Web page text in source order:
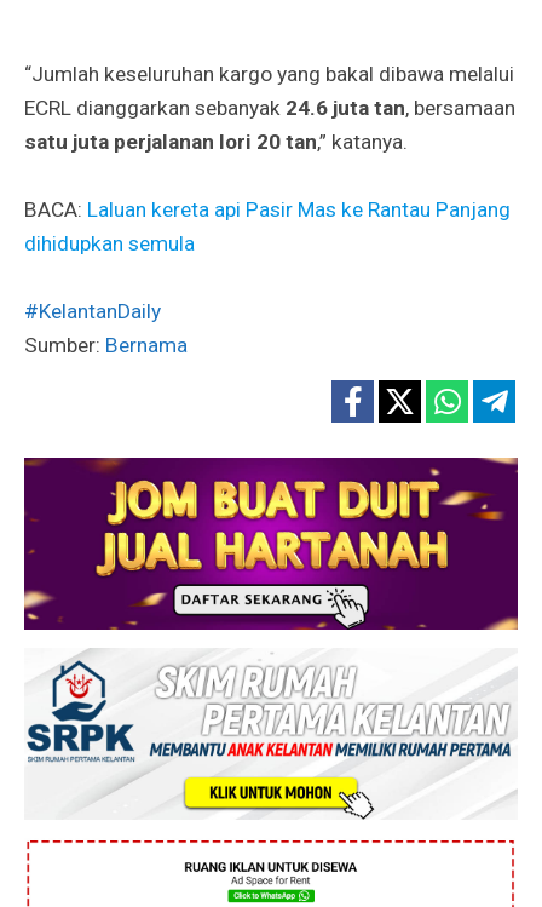
“Jumlah keseluruhan kargo yang bakal dibawa melalui
ECRL dianggarkan sebanyak 24.6 juta tan, bersamaan
satu juta perjalanan lori 20 tan,” katanya.
BACA: Laluan kereta api Pasir Mas ke Rantau Panjang
dihidupkan semula
#KelantanDaily
Sumber: Bernama